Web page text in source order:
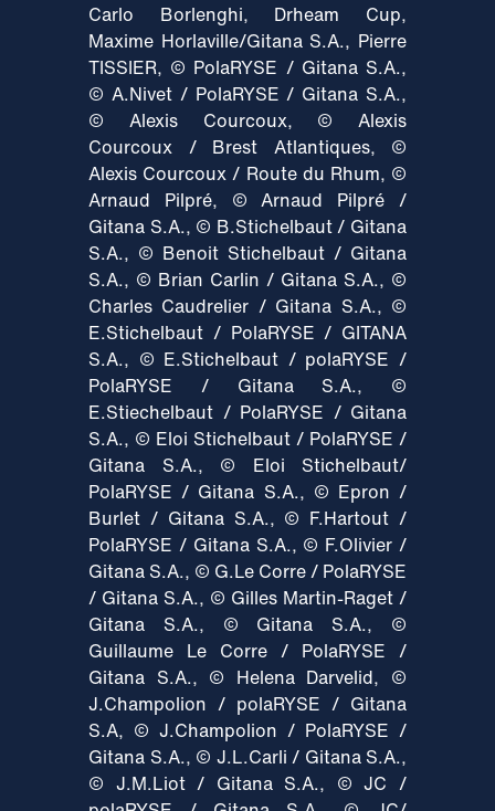
Carlo Borlenghi, Drheam Cup,
Maxime Horlaville/Gitana S.A., Pierre
TISSIER, © PolaRYSE / Gitana S.A.,
© A.Nivet / PolaRYSE / Gitana S.A.,
© Alexis Courcoux, © Alexis
Courcoux / Brest Atlantiques, ©
Alexis Courcoux / Route du Rhum, ©
Arnaud Pilpré, © Arnaud Pilpré /
Gitana S.A., © B.Stichelbaut / Gitana
S.A., © Benoit Stichelbaut / Gitana
S.A., © Brian Carlin / Gitana S.A., ©
Charles Caudrelier / Gitana S.A., ©
E.Stichelbaut / PolaRYSE / GITANA
S.A., © E.Stichelbaut / polaRYSE /
PolaRYSE / Gitana S.A., ©
E.Stiechelbaut / PolaRYSE / Gitana
S.A., © Eloi Stichelbaut / PolaRYSE /
Gitana S.A., © Eloi Stichelbaut/
PolaRYSE / Gitana S.A., © Epron /
Burlet / Gitana S.A., © F.Hartout /
PolaRYSE / Gitana S.A., © F.Olivier /
Gitana S.A., © G.Le Corre / PolaRYSE
/ Gitana S.A., © Gilles Martin-Raget /
Gitana S.A., © Gitana S.A., ©
Guillaume Le Corre / PolaRYSE /
Gitana S.A., © Helena Darvelid, ©
J.Champolion / polaRYSE / Gitana
S.A, © J.Champolion / PolaRYSE /
Gitana S.A., © J.L.Carli / Gitana S.A.,
© J.M.Liot / Gitana S.A., © JC /